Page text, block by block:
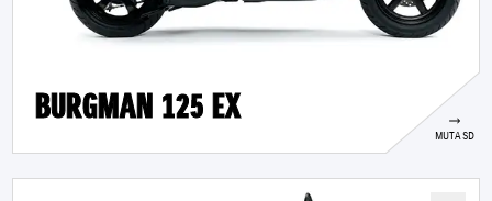
BURGMAN 125 EX
MUTASD